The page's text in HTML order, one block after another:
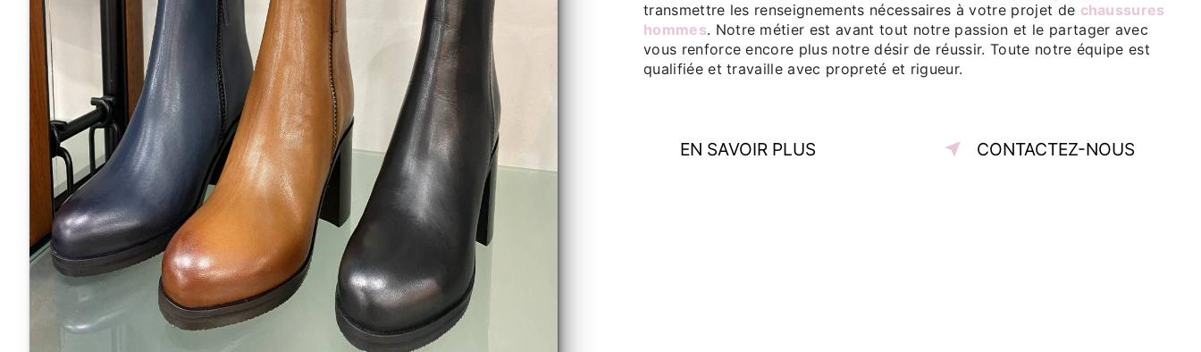
transmettre les renseignements nécessaires à votre projet de chaussures
hommes. Notre métier est avant tout notre passion et le partager avec
vous renforce encore plus notre désir de réussir. Toute notre équipe est
qualifiée et travaille avec propreté et rigueur.
EN SAVOIR PLUS CONTACTEZ-NOUS